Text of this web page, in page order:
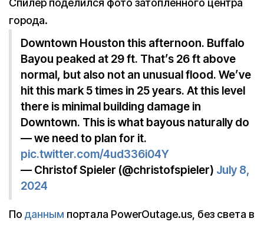
Спилер поделился фото затопленного центра
города.
Downtown Houston this afternoon. Buffalo
Bayou peaked at 29 ft. That’s 26 ft above
normal, but also not an unusual flood. We’ve
hit this mark 5 times in 25 years. At this level
there is minimal building damage in
Downtown. This is what bayous naturally do
— we need to plan for it.
pic.twitter.com/4ud336i04Y
— Christof Spieler (@christofspieler) July 8,
2024
По данным портала PowerOutage.us, без света в